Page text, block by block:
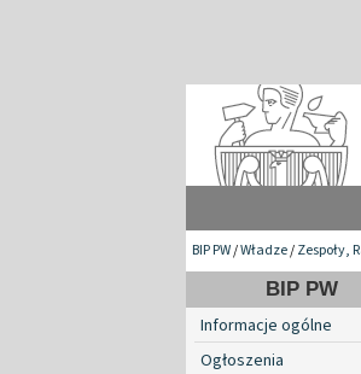
BIP PW/Władze/Zespoły,
BIP PW
Informacje ogólne
Ogłoszenia